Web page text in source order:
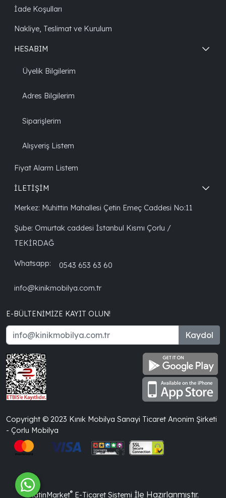
İade Koşulları
Nakliye, Teslimat ve Kurulum
HESABIM
Üyelik Bilgilerim
Adres Bilgilerim
Siparişlerim
Alışveriş Listem
Fiyat Alarm Listem
İLETİŞİM
Merkez: Muhittin Mahallesi Çetin Emeç Caddesi No:11
Şube: Omurtak caddesi İstanbul Kısmı Çorlu /
TEKİRDAĞ
Whatsapp: 0543 653 63 60
info@kinikmobilya.com.tr
E-BÜLTENIMIZE KAYIT OLUN!
Kaydol
Copyright © 2023 Kınık Mobilya Sanayi Ticaret Anonim Şirketi
- Çorlu Mobilya
PlatinMarket® E-Ticaret Sistemi İle Hazırlanmıştır.